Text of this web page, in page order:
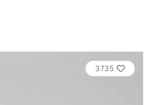
3735